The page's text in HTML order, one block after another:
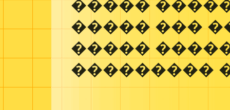
�����
����� ���
�����
���������